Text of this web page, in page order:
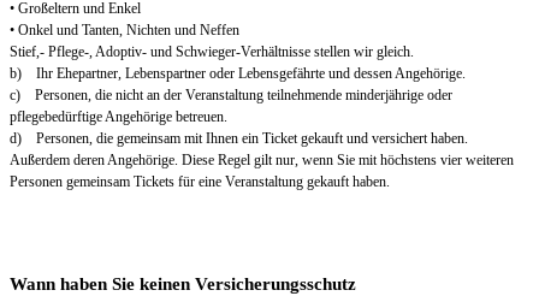
• Großeltern und Enkel
• Onkel und Tanten, Nichten und Neffen
Stief,- Pflege-, Adoptiv- und Schwieger-Verhältnisse stellen wir gleich.
b) Ihr Ehepartner, Lebenspartner oder Lebensgefährte und dessen Angehörige.
c) Personen, die nicht an der Veranstaltung teilnehmende minderjährige oder
pflegebedürftige Angehörige betreuen.
d) Personen, die gemeinsam mit Ihnen ein Ticket gekauft und versichert haben.
Außerdem deren Angehörige. Diese Regel gilt nur, wenn Sie mit höchstens vier weiteren
Personen gemeinsam Tickets für eine Veranstaltung gekauft haben.
Wann haben Sie keinen Versicherungsschutz